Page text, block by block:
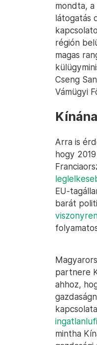
mondta,
látogatás
régión
magas
Cseng
Vámügyi
Arra is
hogy
EU-
barát
partnere
ahhoz,
ingatlanlufi
mintha